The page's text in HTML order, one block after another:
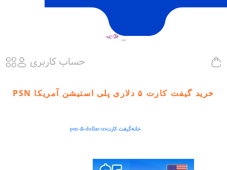
حساب کاربری
خرید گیفت کارت ۵ دلاری پلی استیشن آمریکا PSN
خانهگیفت کارتpsn-5-dollar-us